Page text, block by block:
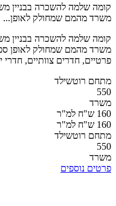
קומה שלמה להשכרה בבניין
משרד מהמם שמחולק לאופן...
קומה שלמה להשכרה בבניין
משרד מהמם שמחולק לאופן
פרטיים, חדרים צוותיים, חדרי
מתחם רוטשילד
550
משרד
160 ש"ח למ"ר
160 ש"ח למ"ר
מתחם רוטשילד
550
משרד
פרטים נוספים